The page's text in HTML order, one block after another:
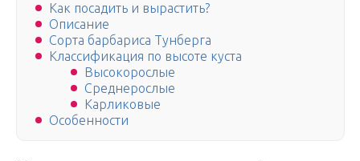
Как посадить и вырастить?
Описание
Сорта барбариса Тунберга
Классификация по высоте куста
Высокорослые
Среднерослые
Карликовые
Особенности